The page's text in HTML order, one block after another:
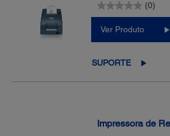
(0)
Ver Produto
SUPORTE
Impressora de